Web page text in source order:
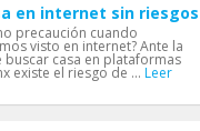
en internet sin riesgos
precaución cuando
visto en internet? Ante la
casa en plataformas
existe el riesgo de ... Leer